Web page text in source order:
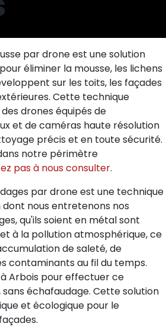
par drone est une solution
éliminer la mousse, les lichens
sur les toits, les façades
Cette technique
drones équipés de
et de caméras haute résolution
précis et en toute sécurité.
notre périmètre
pas à nous consulter.
par drone est une technique
nous entretenons nos
qu'ils soient en métal sont
à la pollution atmosphérique, ce
de saleté, de
contaminants au fil du temps.
Arbois pour effectuer ce
échafaudage. Cette solution
et écologique pour le